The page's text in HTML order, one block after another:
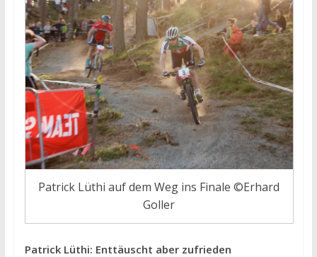
Patrick Lüthi auf dem Weg ins Finale ©Erhard
Goller
Patrick Lüthi: Enttäuscht aber zufrieden